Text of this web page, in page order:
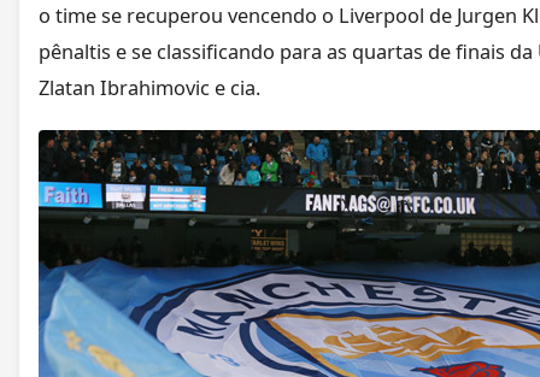
o time se recuperou vencendo o Liverpool de Jurgen
pênaltis e se classificando para as quartas de finais
Zlatan Ibrahimovic e cia.